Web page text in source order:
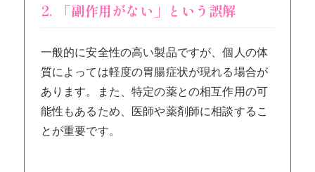
2. 「副作用がない」という誤解
一般的に安全性の高い製品ですが、個人の体
質によっては軽度の胃腸症状が現れる場合が
あります。また、特定の薬との相互作用の可
能性もあるため、医師や薬剤師に相談するこ
とが重要です。